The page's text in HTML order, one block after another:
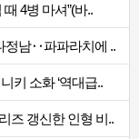
4병 마셔”(바..
정남‥파파라치에 ..
키 소화 ‘역대급..
즈 갱신한 인형 비..